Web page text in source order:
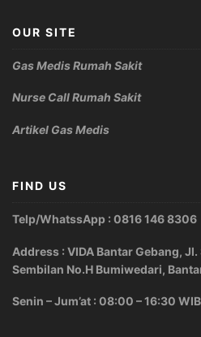
OUR SITE
Gas Medis Rumah Sakit
Nurse Call Rumah Sakit
Artikel Gas Medis
FIND US
Telp/WhatssApp : 0816 146 8306
Address : VIDA Bantar Gebang,
Sembilan No.H Bumiwedari,
Senin – Jum’at : 08:00 – 16:30 WIB